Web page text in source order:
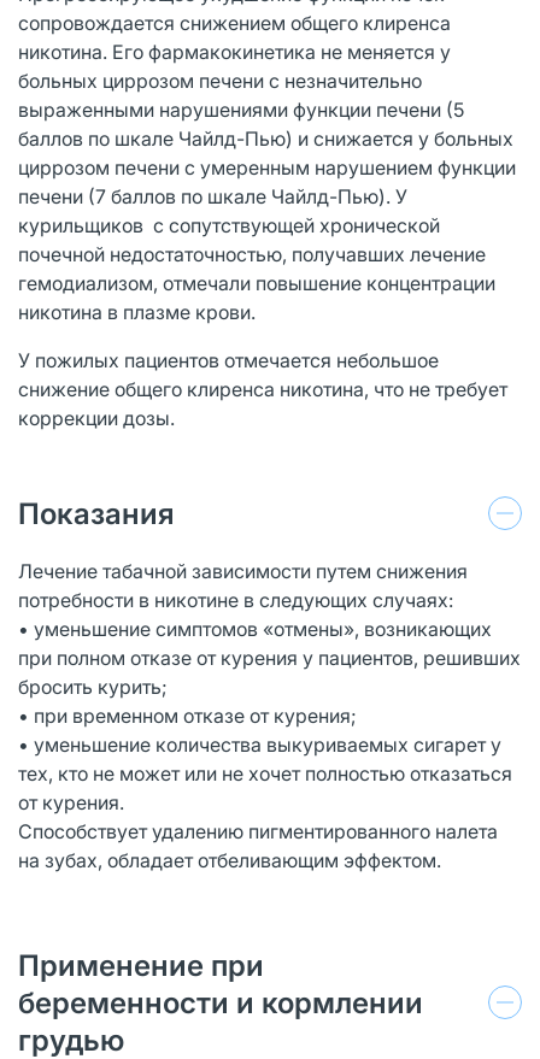
сопровождается снижением общего клиренса
никотина. Его фармакокинетика не меняется у
больных циррозом печени с незначительно
выраженными нарушениями функции печени (5
баллов по шкале Чайлд-Пью) и снижается у больных
циррозом печени с умеренным нарушением функции
печени (7 баллов по шкале Чайлд-Пью). У
курильщиков с сопутствующей хронической
почечной недостаточностью, получавших лечение
гемодиализом, отмечали повышение концентрации
никотина в плазме крови.
У пожилых пациентов отмечается небольшое
снижение общего клиренса никотина, что не требует
коррекции дозы.
Показания
Лечение табачной зависимости путем снижения
потребности в никотине в следующих случаях:
• уменьшение симптомов «отмены», возникающих
при полном отказе от курения у пациентов, решивших
бросить курить;
• при временном отказе от курения;
• уменьшение количества выкуриваемых сигарет у
тех, кто не может или не хочет полностью отказаться
от курения.
Способствует удалению пигментированного налета
на зубах, обладает отбеливающим эффектом.
Применение при
беременности и кормлении
грудью